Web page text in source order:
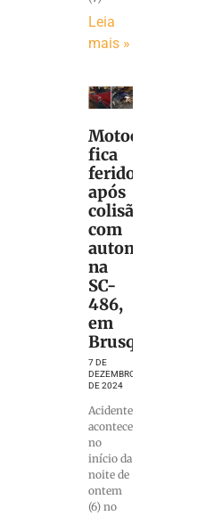
Leia
mais »
Motociclista
fica
ferido
após
colisão
com
automóvel
na
SC-
486,
em
Brusque
7 DE
DEZEMBRO
DE 2024
Acidente
aconteceu
no
início da
noite de
ontem
(6) no